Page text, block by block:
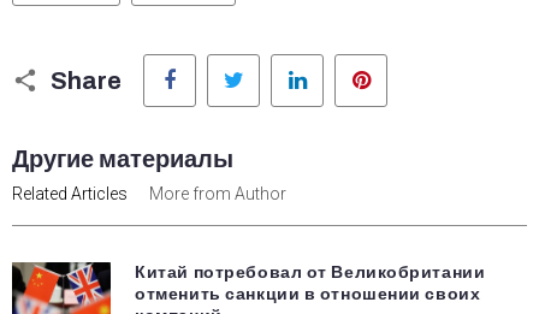
Share
Facebook Twitter LinkedIn
Другие материалы
Related Articles More from Author
Китай потребовал от Великобритании
отменить санкции в отношении своих